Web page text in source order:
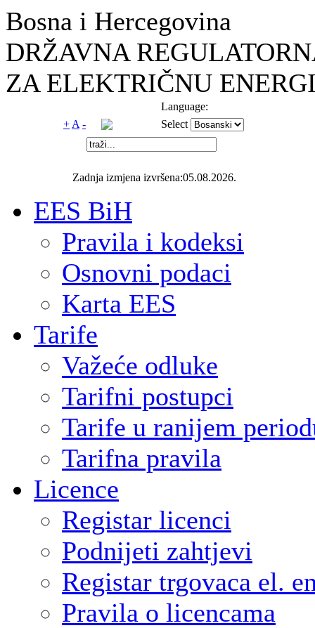
Bosna i Hercegovina
DRŽAVNA
ZA ELEKTRIČNU
Language:
+ A - Select
Zadnja izmjena izvršena:05.08.2026.
EES BiH
Pravila i kodeksi
Osnovni podaci
Karta EES
Tarife
Važeće odluke
Tarifni postupci
Tarife u ranijem
Tarifna pravila
Licence
Registar licenci
Podnijeti zahtjevi
Registar trgovaca el.
Pravila o licencama